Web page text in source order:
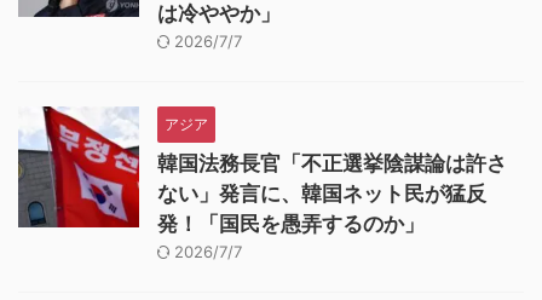
は冷ややか」
2026/7/7
アジア
韓国法務長官「不正選挙陰謀論は許さ
ない」発言に、韓国ネット民が猛反
発！「国民を愚弄するのか」
2026/7/7